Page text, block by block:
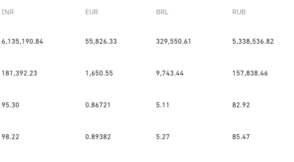
INR EUR BRL RUB
6,135,190.84 55,826.33 329,550.61 5,338,536.82
181,392.23 1,650.55 9,743.44 157,838.46
95.30 0.86721 5.11 82.92
98.22 0.89382 5.27 85.47